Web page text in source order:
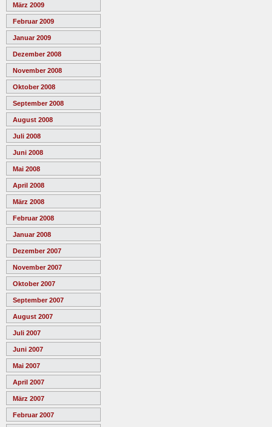
März 2009
Februar 2009
Januar 2009
Dezember 2008
November 2008
Oktober 2008
September 2008
August 2008
Juli 2008
Juni 2008
Mai 2008
April 2008
März 2008
Februar 2008
Januar 2008
Dezember 2007
November 2007
Oktober 2007
September 2007
August 2007
Juli 2007
Juni 2007
Mai 2007
April 2007
März 2007
Februar 2007